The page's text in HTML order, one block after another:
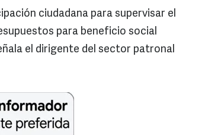
ciudadana para supervisar el
para beneficio social
el dirigente del sector patronal